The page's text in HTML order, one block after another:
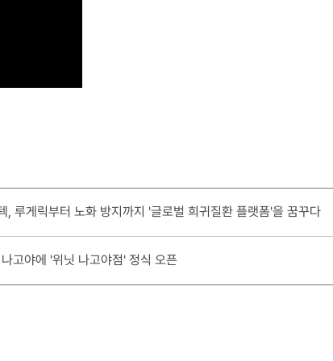
루게릭부터 노화 방지까지 '글로벌 희귀질환 플랫폼'을 꿈꾸다
고야에 '위닛 나고야점' 정식 오픈